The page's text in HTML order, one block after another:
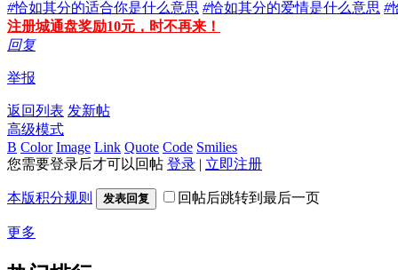
#恰如其分的适合你是什么意思 #恰如其分的爱情是什么意思 #
注册城通盘奖励10元，时不再来！
回复
举报
返回列表 发新帖
高级模式
B Color Image Link Quote Code Smilies
您需要登录后才可以回帖 登录 | 立即注册
本版积分规则 发表回复 回帖后跳转到最后一页
更多